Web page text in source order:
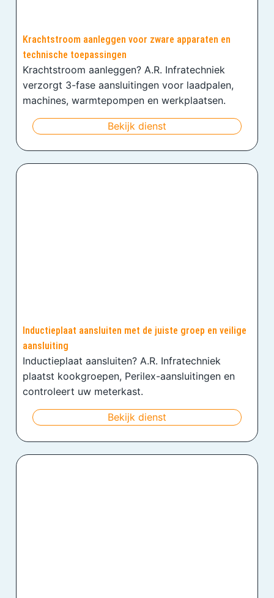
Krachtstroom aanleggen voor zware apparaten en
technische toepassingen
Krachtstroom aanleggen? A.R. Infratechniek
verzorgt 3-fase aansluitingen voor laadpalen,
machines, warmtepompen en werkplaatsen.
Bekijk dienst
Inductieplaat aansluiten met de juiste groep en veilige
aansluiting
Inductieplaat aansluiten? A.R. Infratechniek
plaatst kookgroepen, Perilex-aansluitingen en
controleert uw meterkast.
Bekijk dienst